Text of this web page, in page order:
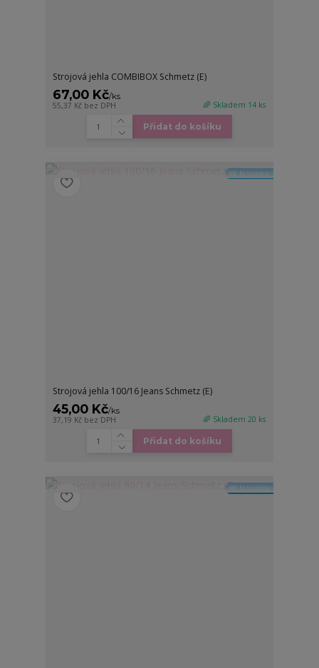
Strojová jehla COMBIBOX Schmetz (E)
67,00 Kč/ks
55,37 Kč bez DPH 🌈 Skladem 14 ks
Přidat do košíku
🆕 Novinka
Strojová jehla 100/16 Jeans Schmetz (E)
45,00 Kč/ks
37,19 Kč bez DPH 🌈 Skladem 20 ks
Přidat do košíku
🆕 Novinka